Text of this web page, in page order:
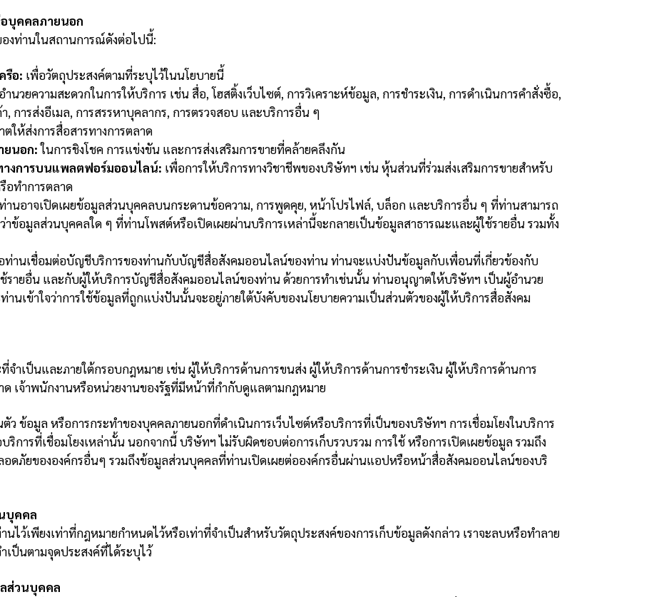
บุคคลภายนอก
งท่านในสถานการณ์ดังต่อไปนี้:
รือ: เพื่อวัตถุประสงค์ตามที่ระบุไว้ในนโยบายนี้
ำนวยความสะดวกในการให้บริการ เช่น สื่อ, โฮสติ้งเว็บไซต์, การวิเคราะห์ข้อมูล, การชำระเงิน, การดำเนินการคำสั่งซื้อ,
, การส่งอีเมล, การสรรหาบุคลากร, การตรวจสอบ และบริการอื่น ๆ
ให้ส่งการสื่อสารทางการตลาด
นอก:ในการชิงโชค การแข่งขัน และการส่งเสริมการขายที่คล้ายคลึงกัน
งการบนแพลตฟอร์มออนไลน์: เพื่อการให้บริการทางวิชาชีพของบริษัทฯ เช่น หุ้นส่วนที่ร่วมส่งเสริมการขายสำหรับ
ทำการตลาด
านอาจเปิดเผยข้อมูลส่วนบุคคลบนกระดานข้อความ, การพูดคุย, หน้าโปรไฟล์, บล็อก และบริการอื่น ๆ ที่ท่านสามารถ
ข้อมูลส่วนบุคคลใด ๆ ที่ท่านโพสต์หรือเปิดเผยผ่านบริการเหล่านี้จะกลายเป็นข้อมูลสาธารณะและผู้ใช้รายอื่น รวมทั้ง
ท่านเชื่อมต่อบัญชีบริการของท่านกับบัญชีสื่อสังคมออนไลน์ของท่าน ท่านจะแบ่งปันข้อมูลกับเพื่อนที่เกี่ยวข้องกับ
ายอื่น และกับผู้ให้บริการบัญชีสื่อสังคมออนไลน์ของท่าน ด้วยการทำเช่นนั้น ท่านอนุญาตให้บริษัทฯ เป็นผู้อำนวย
นเข้าใจว่าการใช้ข้อมูลที่ถูกแบ่งปันนั้นจะอยู่ภายใต้บังคับของนโยบายความเป็นส่วนตัวของผู้ให้บริการสื่อสังคม
จำเป็นและภายใต้กรอบกฎหมาย เช่น ผู้ให้บริการด้านการขนส่ง ผู้ให้บริการด้านการชำระเงิน ผู้ให้บริการด้านการ
ด เจ้าพนักงานหรือหน่วยงานของรัฐที่มีหน้าที่กำกับดูแลตามกฎหมาย
ข้อมูล หรือการกระทำของบุคคลภายนอกที่ดำเนินการเว็บไซต์หรือบริการที่เป็นของบริษัทฯ การเชื่อมโยงในบริการ
ริการที่เชื่อมโยงเหล่านั้น นอกจากนี้ บริษัทฯ ไม่รับผิดชอบต่อการเก็บรวบรวม การใช้ หรือการเปิดเผยข้อมูล รวมถึง
ดภัยขององค์กรอื่นๆ รวมถึงข้อมูลส่วนบุคคลที่ท่านเปิดเผยต่อองค์กรอื่นผ่านแอปหรือหน้าสื่อสังคมออนไลน์ของบริ
บุคคล
ไว้เพียงเท่าที่กฎหมายกำหนดไว้หรือเท่าที่จำเป็นสำหรับวัตถุประสงค์ของการเก็บข้อมูลดังกล่าว เราจะลบหรือทำลาย
เป็นตามจุดประสงค์ที่ได้ระบุไว้
ส่วนบุคคล